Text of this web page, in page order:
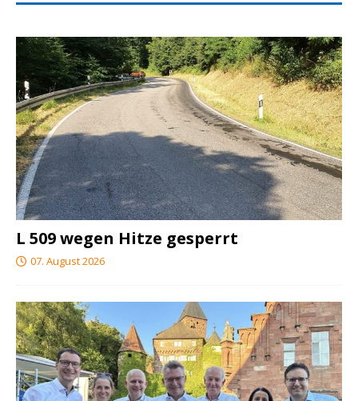
L 509 wegen Hitze gesperrt
07. August 2026